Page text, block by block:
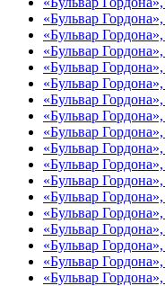
«Бульвар
«Бульвар
«Бульвар
«Бульвар
«Бульвар
«Бульвар
«Бульвар
«Бульвар
«Бульвар
«Бульвар
«Бульвар
«Бульвар
«Бульвар
«Бульвар
«Бульвар
«Бульвар
«Бульвар